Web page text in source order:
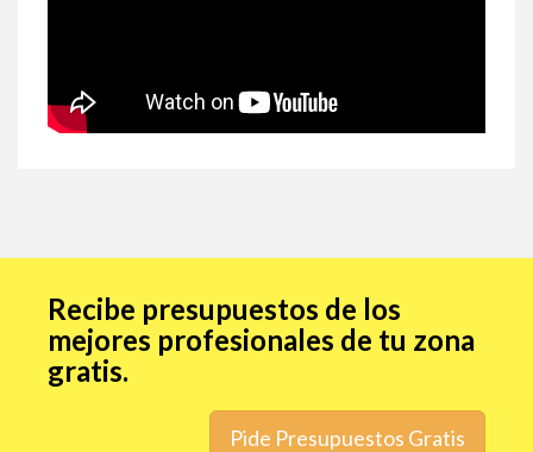
Recibe presupuestos de los
mejores profesionales de tu zona
gratis.
Pide Presupuestos Gratis